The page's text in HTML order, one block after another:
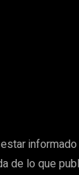
de lo que